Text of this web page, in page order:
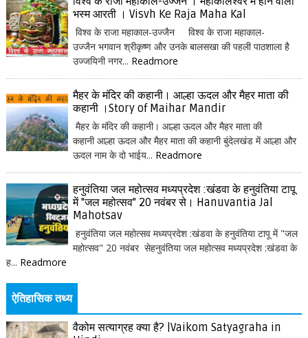
भस्म आरती । Visvh Ke Raja Maha Kal
विश्व के राजा महाकाल-उज्जैन विश्व के राजा महाकाल-
उज्जैन भगवान श्रीकृष्ण और उनके बालसखा की पहली पाठशाला है
उज्जयिनी नगर... Readmore
मैहर के मंदिर की कहानी। आल्हा ऊदल और मैहर माता की
कहानी ।Story of Maihar Mandir
मैहर के मंदिर की कहानी। आल्हा ऊदल और मैहर माता की
कहानी आल्हा ऊदल और मैहर माता की कहानी बुंदेलखंड में आल्हा और
ऊदल नाम के दो भाईय... Readmore
हनुवंतिया जल महोत्सव मध्यप्रदेश :खंडवा के हनुवंतिया टापू
में "जल महोत्सव" 20 नवंबर से। Hanuvantia Jal
Mahotsav
हनुवंतिया जल महोत्सव मध्यप्रदेश :खंडवा के हनुवंतिया टापू में "जल
महोत्सव" 20 नवंबर सेहनुवंतिया जल महोत्सव मध्यप्रदेश :खंडवा के
ह... Readmore
ऐतिहासिक तथ्य
वैकोम सत्याग्रह क्या है? |Vaikom Satyagraha in